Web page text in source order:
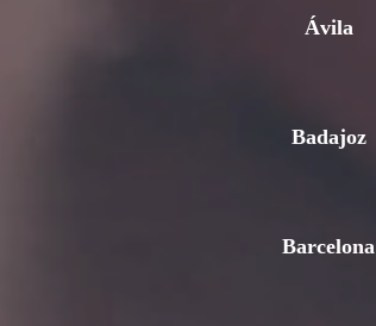
Ávila
Badajoz
Barcelona